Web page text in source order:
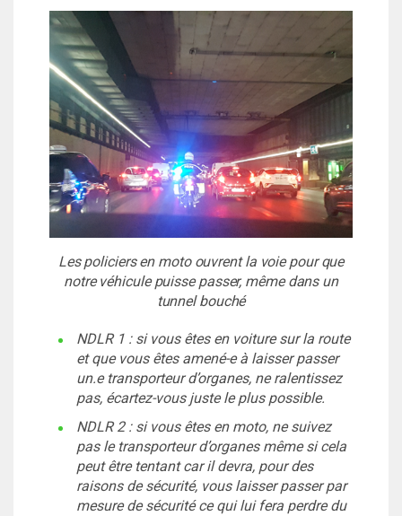
Les policiers en moto ouvrent la voie pour que
notre véhicule puisse passer, même dans un
tunnel bouché
NDLR 1 : si vous êtes en voiture sur la route
et que vous êtes amené-e à laisser passer
un.e transporteur d’organes, ne ralentissez
pas, écartez-vous juste le plus possible.
NDLR 2 : si vous êtes en moto, ne suivez
pas le transporteur d’organes même si cela
peut être tentant car il devra, pour des
raisons de sécurité, vous laisser passer par
mesure de sécurité ce qui lui fera perdre du